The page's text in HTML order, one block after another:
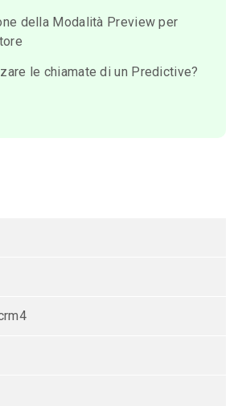
della Modalità Preview per
le chiamate di un Predictive?